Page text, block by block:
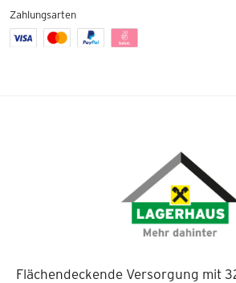
Zahlungsarten
Flächendeckende Versorgung mit